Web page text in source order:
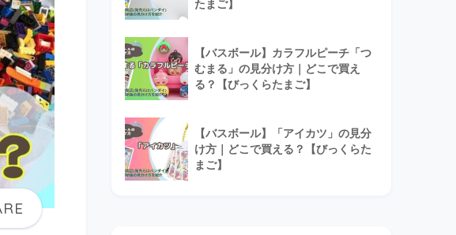
たまご】
【バスボール】カラフルピーチ「つ
むまる」の見分け方｜どこで買え
る？【びっくらたまご】
【バスボール】「アイカツ」の見分
け方｜どこで買える？【びっくらた
まご】